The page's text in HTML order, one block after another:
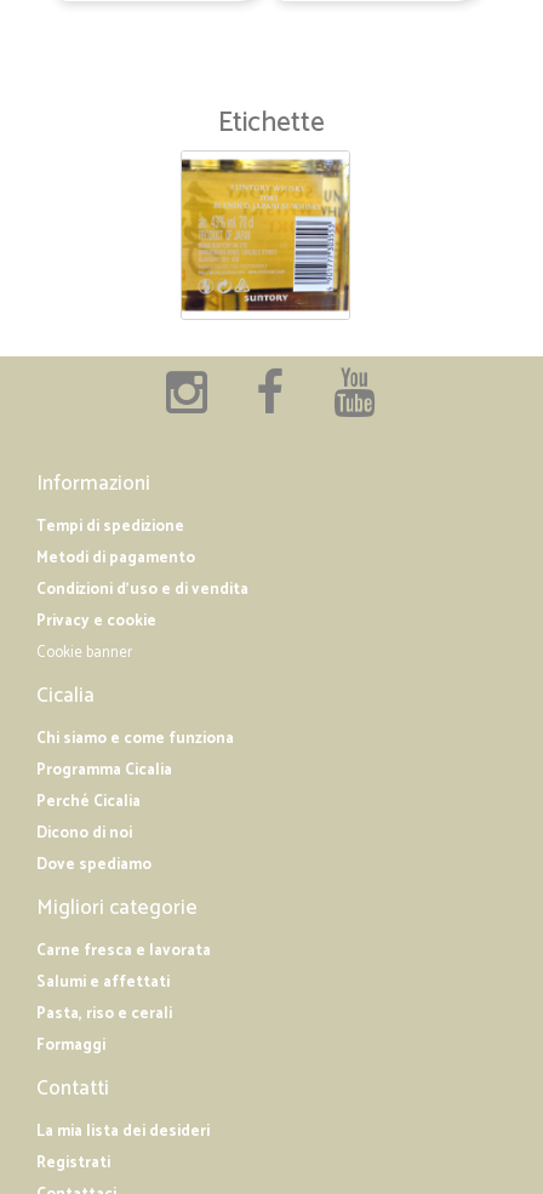
Etichette
Informazioni
Tempi di spedizione
Metodi di pagamento
Condizioni d'uso e di vendita
Privacy e cookie
Cookie banner
Cicalia
Chi siamo e come funziona
Programma Cicalia
Perché Cicalia
Dicono di noi
Dove spediamo
Migliori categorie
Carne fresca e lavorata
Salumi e affettati
Pasta, riso e cerali
Formaggi
Contatti
La mia lista dei desideri
Registrati